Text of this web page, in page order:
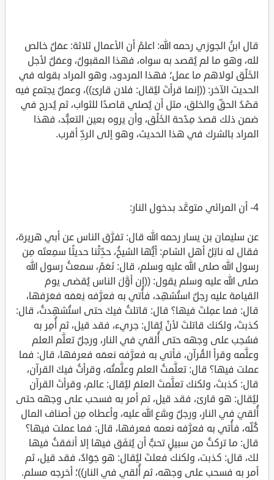
قال ابنُ الجوزي رحمه الله: اعلمْ أن الأعمال ثلاثة: عمَلٌ خالص
لله، وهو ما لم يُقصد به سواه، فهذا المقبولُ، وعمَلٌ لأجل
الخَلْق لولاهم ما عمل؛ فهذا المردود، وهو المراد بقوله في
الحديث الآخر: ((إنما قرأتَ ليُقال: فلان قارئ))، وعملٌ يجتمع فيه
قصْدُ الحقِّ والخلق، مثل أن يُصلي قاصدًا للثواب، ثم يُدرج في
ضمن ذلك قصدَ مِدْحة الخَلْق، وأن يروه بعين التعبُّد، فهذا
المراد بالشرك في هذا الحديث، وهو إلى الردِّ أقرب.
4- أن المرائي متوعَّد بدخول النار:
عن سليمان بن يسار رحمه الله قال: تفرَّق الناس عن أبي هريرة،
فقال له ناتِلُ أهل الشام: أيُّها الشيخُ، حدِّثْنا حديثًا سمِعتَه مِن
رسول الله صلى الله عليه وسلم، قال: نَعَمْ، سمعتُ رسول الله
صلى الله عليه وسلم يقول: ((إن أوَّلَ الناس يُقضى يومَ
القيامة عليه رجلٌ استُشهِد، فأُتي به فعرَّفه نِعَمَه فعَرَفها،
قال: فما عمِلتَ فيها؟ قال: قاتلتُ فيكَ حتى استُشهِدتُ، قال:
كذبتَ، ولكنك قاتلتَ لأنْ يُقال: جريء، فقد قيل، ثم أُمِر به
فسُحِب على وجهه حتى أُلقيَ في النار، ورجلٌ تعلَّم العلم
وعلَّمه وقرأ القُرآن، فأتي به فعرَّفه نعمَه فعرفها، قال: فما
عملت فيها؟ قال: تعلَّمتُ العلم وعلَّمتُه، وقرأتُ فيكَ القرآن،
قال: كذبتَ، ولكنك تعلَّمتَ العلمَ ليُقال: عالم، وقرأتَ القرآن
ليُقال: هو قارئ، فقد قيل، ثم أمر به فسحب على وجهه حتى
أُلقيَ في النار، ورجلٌ وسَّع الله عليه، وأعطاه مِن أصناف المال
كُلِّه، فأُتي به فعرَّفه نعمه فعرفها، قال: فما عملت فيها؟
قال: ما تركتُ من سبيلٍ تحبُّ أن يُنفَق فيها إلا أنفقتُ فيها
لكَ، قال: كذبت، ولكنك فعلتَ ليُقال: هو جَوَادٌ، فقد قيل، ثم
أمر به فسحب على وجهه، ثم أُلقي في النار))؛ أخرجه مسلم.